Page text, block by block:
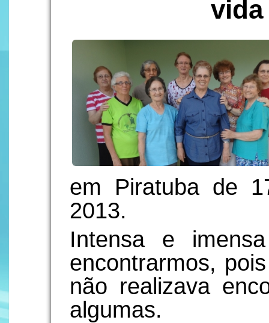
em Piratuba de
2013.
Intensa e
encontrarmos,
não realizava
algumas.